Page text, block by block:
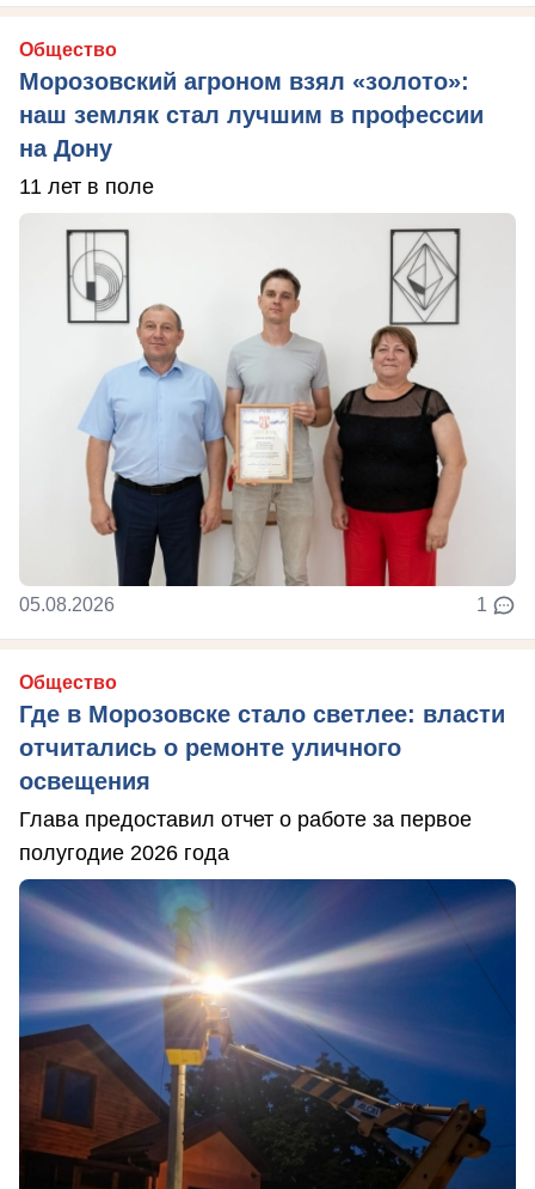
Общество
Морозовский агроном взял «золото»:
наш земляк стал лучшим в профессии
на Дону
11 лет в поле
05.08.2026 1
Общество
Где в Морозовске стало светлее: власти
отчитались о ремонте уличного
освещения
Глава предоставил отчет о работе за первое
полугодие 2026 года